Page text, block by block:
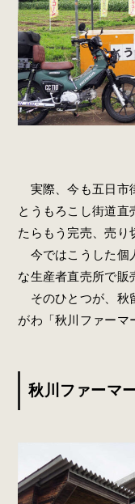
実際、今も五日市
とうもろこし街道直
たらもう完売、売り
今ではこうした個
な生産者直売所で販
そのひとつが、秋
がわ「秋川ファーマ
秋川ファーマ